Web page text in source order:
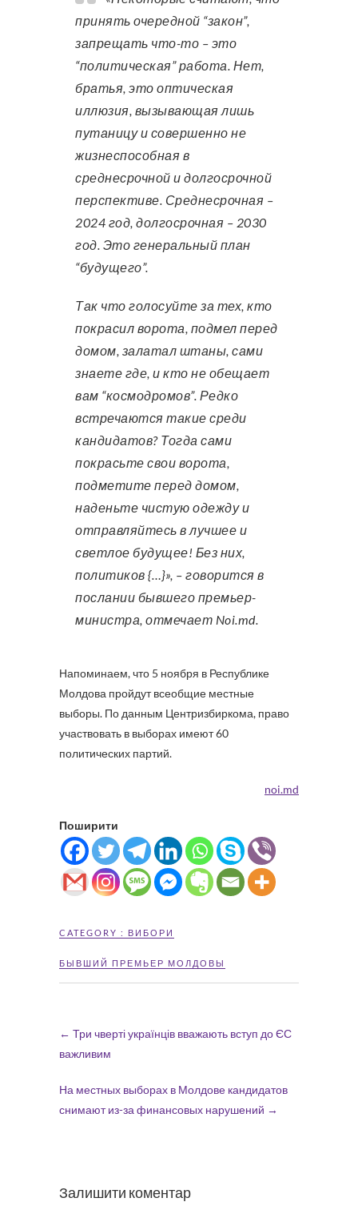
принять очередной “закон”,
запрещать что-то – это
“политическая” работа. Нет,
братья, это оптическая
иллюзия, вызывающая лишь
путаницу и совершенно не
жизнеспособная в
среднесрочной и долгосрочной
перспективе. Среднесрочная –
2024 год, долгосрочная – 2030
год. Это генеральный план
“будущего”.
Так что голосуйте за тех, кто
покрасил ворота, подмел перед
домом, залатал штаны, сами
знаете где, и кто не обещает
вам “космодромов”. Редко
встречаются такие среди
кандидатов? Тогда сами
покрасьте свои ворота,
подметите перед домом,
наденьте чистую одежду и
отправляйтесь в лучшее и
светлое будущее! Без них,
политиков {…}», – говорится в
послании бывшего премьер-
министра, отмечает Noi.md.
Напоминаем, что 5 ноября в Республике
Молдова пройдут всеобщие местные
выборы. По данным Центризбиркома, право
участвовать в выборах имеют 60
политических партий.
noi.md
Поширити
CATEGORY : ВИБОРИ
БЫВШИЙ ПРЕМЬЕР МОЛДОВЫ
← Три чверті українців вважають вступ до ЄС
важливим
На местных выборах в Молдове кандидатов
снимают из-за финансовых нарушений →
Залишити коментар